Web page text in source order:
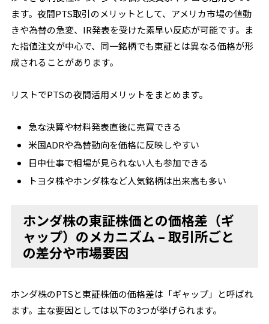
ます。夜間PTS取引のメリットとして、アメリカ市場の値動
きや為替の急変、IR発表を受けた素早い反応が可能です。ま
た指値注文が中心で、同一銘柄でも東証とは異なる価格が形
成されることがあります。
リストでPTSの夜間活用メリットをまとめます。
急な決算や材料発表直後に売買できる
米国ADRや為替動向を価格に反映しやすい
日中仕事で相場が見られない人も参加できる
トヨタ株やホンダ株など人気銘柄は出来高も多い
ホンダ株の東証株価との価格差（ギ
ャップ）のメカニズム – 取引所ごと
の差分や市場要因
ホンダ株のPTSと東証株価の価格差は「ギャップ」と呼ばれ
ます。主な要因としては以下の3つが挙げられます。